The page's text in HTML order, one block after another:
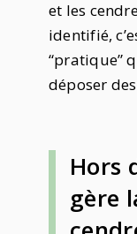
et les
identifié,
“pratique”
déposer
Hors
gère